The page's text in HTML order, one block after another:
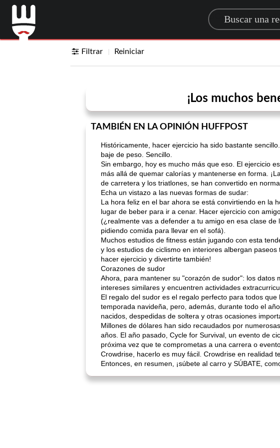
Search for a
Filtrar Reiniciar
¡Los muchos
TAMBIÉN EN LA OPINIÓN HUFFPOST
Históricamente, hacer ejercicio ha sido bastante
baje de peso. Sencillo.
Sin embargo, hoy es mucho más que eso. El ejercicio
más allá de quemar calorías y mantenerse en forma.
de carretera y los triatlones, se han convertido en
Echa un vistazo a las nuevas formas de sudar:
La hora feliz en el bar ahora se está convirtiendo en la
lugar de beber para ir a cenar. Hacer ejercicio con
(¿realmente vas a defender a tu amigo en esa clase
pidiendo comida para llevar en el sofá).
Muchos estudios de fitness están jugando con esta
y los estudios de ciclismo en interiores albergan
hacer ejercicio y divertirte también!
Corazones de sudor
Ahora, para mantener su "corazón de sudor": los
intereses similares y encuentren actividades
El regalo del sudor es el regalo perfecto para todos
temporada navideña, pero, además, durante todo el
nacidos, despedidas de soltera y otras ocasiones
Millones de dólares han sido recaudados por
años. El año pasado, Cycle for Survival, un evento de
próxima vez que te comprometas a una carrera o
Crowdrise, hacerlo es muy fácil. Crowdrise en realidad
Entonces, en resumen, ¡súbete al carro y SÚBATE,